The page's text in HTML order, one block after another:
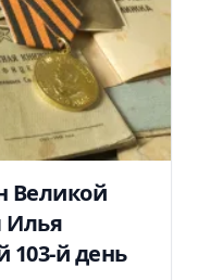
Великой
Илья
103-й день